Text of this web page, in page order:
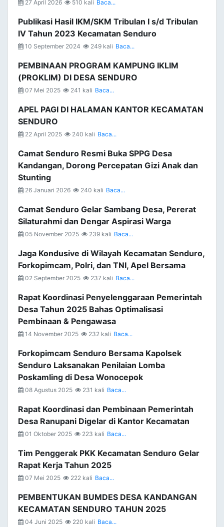
27 April 2026 510 kali Baca...
Publikasi Hasil IKM/SKM Tribulan I s/d Tribulan
IV Tahun 2023 Kecamatan Senduro
10 September 2024 249 kali Baca...
PEMBINAAN PROGRAM KAMPUNG IKLIM
(PROKLIM) DI DESA SENDURO
07 Mei 2025 241 kali Baca...
APEL PAGI DI HALAMAN KANTOR KECAMATAN
SENDURO
22 April 2025 240 kali Baca...
Camat Senduro Resmi Buka SPPG Desa
Kandangan, Dorong Percepatan Gizi Anak dan
Stunting
26 Januari 2026 240 kali Baca...
Camat Senduro Gelar Sambang Desa, Pererat
Silaturahmi dan Dengar Aspirasi Warga
05 November 2025 239 kali Baca...
Jaga Kondusive di Wilayah Kecamatan Senduro,
Forkopimcam, Polri, dan TNI, Apel Bersama
02 September 2025 237 kali Baca...
Rapat Koordinasi Penyelenggaraan Pemerintah
Desa Tahun 2025 Bahas Optimalisasi
Pembinaan & Pengawasa
14 November 2025 232 kali Baca...
Forkopimcam Senduro Bersama Kapolsek
Senduro Laksanakan Penilaian Lomba
Poskamling di Desa Wonocepok
08 Agustus 2025 231 kali Baca...
Rapat Koordinasi dan Pembinaan Pemerintah
Desa Ranupani Digelar di Kantor Kecamatan
01 Oktober 2025 223 kali Baca...
Tim Penggerak PKK Kecamatan Senduro Gelar
Rapat Kerja Tahun 2025
07 Mei 2025 222 kali Baca...
PEMBENTUKAN BUMDES DESA KANDANGAN
KECAMATAN SENDURO TAHUN 2025
04 Juni 2025 220 kali Baca...